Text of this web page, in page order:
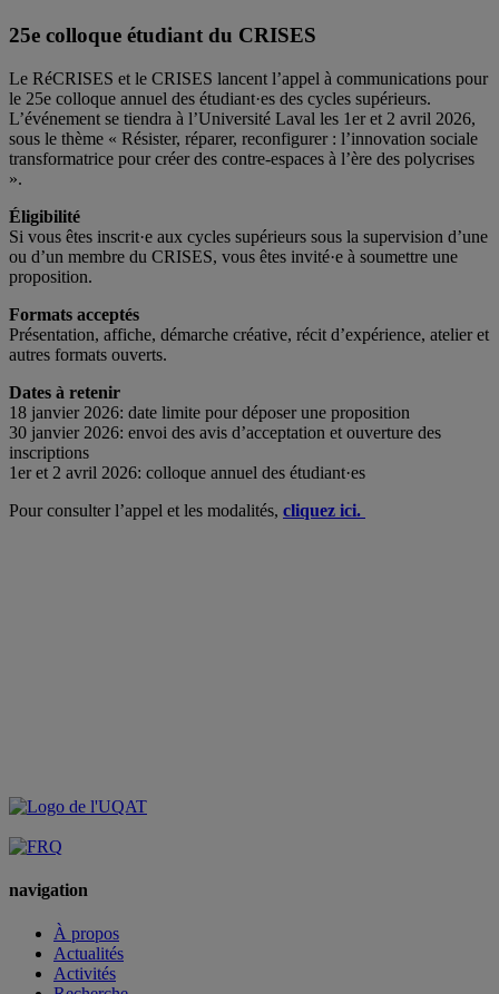
25e colloque étudiant du CRISES
Le RéCRISES et le CRISES lancent l’appel à communications pour
le 25e colloque annuel des étudiant·es des cycles supérieurs.
L’événement se tiendra à l’Université Laval les 1er et 2 avril 2026,
sous le thème « Résister, réparer, reconfigurer : l’innovation sociale
transformatrice pour créer des contre-espaces à l’ère des polycrises
».
Éligibilité
Si vous êtes inscrit·e aux cycles supérieurs sous la supervision d’une
ou d’un membre du CRISES, vous êtes invité·e à soumettre une
proposition.
Formats acceptés
Présentation, affiche, démarche créative, récit d’expérience, atelier et
autres formats ouverts.
Dates à retenir
18 janvier 2026: date limite pour déposer une proposition
30 janvier 2026: envoi des avis d’acceptation et ouverture des
inscriptions
1er et 2 avril 2026: colloque annuel des étudiant·es
Pour consulter l’appel et les modalités, cliquez ici.
navigation
À propos
Actualités
Activités